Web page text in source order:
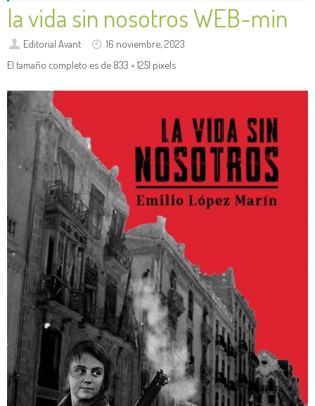
la vida sin nosotros WEB-min
Editorial Avant
16 noviembre, 2023
El tamaño completo es de 833 × 1251 pixels